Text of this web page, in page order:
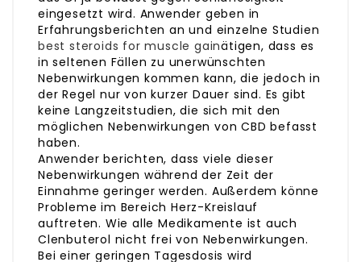
eingesetzt wird. Anwender geben in
Erfahrungsberichten an und einzelne Studien
best steroids for muscle gainätigen, dass es
in seltenen Fällen zu unerwünschten
Nebenwirkungen kommen kann, die jedoch in
der Regel nur von kurzer Dauer sind. Es gibt
keine Langzeitstudien, die sich mit den
möglichen Nebenwirkungen von CBD befasst
haben.
Anwender berichten, dass viele dieser
Nebenwirkungen während der Zeit der
Einnahme geringer werden. Außerdem könne
Probleme im Bereich Herz-Kreislauf
auftreten. Wie alle Medikamente ist auch
Clenbuterol nicht frei von Nebenwirkungen.
Bei einer geringen Tagesdosis wird